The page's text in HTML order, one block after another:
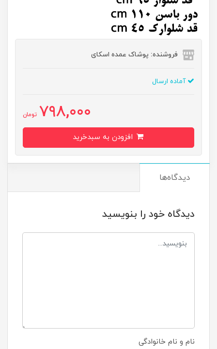
فروشنده: پوشاک عمده اسکای
آماده ارسال
798,000 تومان
دیدگاه‌ها
دیدگاه خود را بنویسید
نام و نام خانوادگی